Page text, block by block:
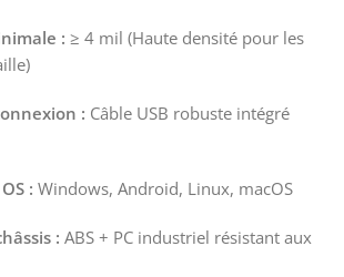
: ≥ 4 mil (Haute densité pour les
: Câble USB robuste intégré
: Windows, Android, Linux, macOS
: ABS + PC industriel résistant aux